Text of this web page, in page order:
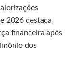
2026 destaca
financeira após
dos